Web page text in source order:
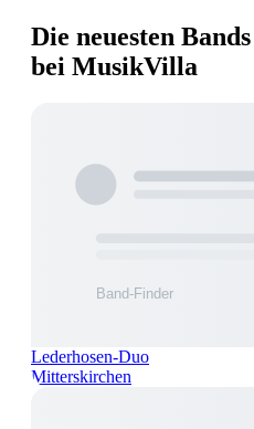
Die neuesten
bei MusikVilla
Lederhosen-Duo
Mitterskirchen